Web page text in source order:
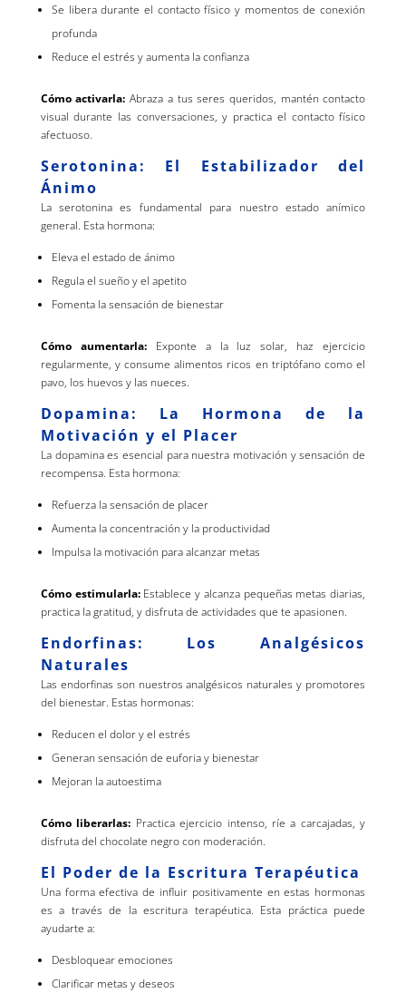
Se libera durante el contacto físico y momentos de conexión
profunda
Reduce el estrés y aumenta la confianza
Cómo activarla: Abraza a tus seres queridos, mantén contacto
visual durante las conversaciones, y practica el contacto físico
afectuoso.
Serotonina: El Estabilizador del
Ánimo
La serotonina es fundamental para nuestro estado anímico
general. Esta hormona:
Eleva el estado de ánimo
Regula el sueño y el apetito
Fomenta la sensación de bienestar
Cómo aumentarla:Exponte a la luz solar, haz ejercicio
regularmente, y consume alimentos ricos en triptófano como el
pavo, los huevos y las nueces.
Dopamina: La Hormona de la
Motivación y el Placer
La dopamina es esencial para nuestra motivación y sensación de
recompensa. Esta hormona:
Refuerza la sensación de placer
Aumenta la concentración y la productividad
Impulsa la motivación para alcanzar metas
Cómo estimularla:Establece y alcanza pequeñas metas diarias,
practica la gratitud, y disfruta de actividades que te apasionen.
Endorfinas: Los Analgésicos
Naturales
Las endorfinas son nuestros analgésicos naturales y promotores
del bienestar. Estas hormonas:
Reducen el dolor y el estrés
Generan sensación de euforia y bienestar
Mejoran la autoestima
Cómo liberarlas: Practica ejercicio intenso, ríe a carcajadas, y
disfruta del chocolate negro con moderación.
El Poder de la Escritura Terapéutica
Una forma efectiva de influir positivamente en estas hormonas
es a través de la escritura terapéutica. Esta práctica puede
ayudarte a:
Desbloquear emociones
Clarificar metas y deseos